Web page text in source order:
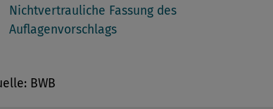
Nichtvertrauliche Fassung des
Auflagenvorschlags
BWB